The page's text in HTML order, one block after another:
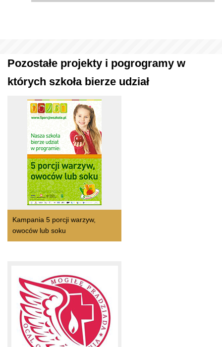
Pozostałe projekty i pogrogramy w
których szkoła bierze udział
Kampania 5 porcji warzyw,
owoców lub soku